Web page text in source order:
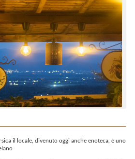
il locale, divenuto oggi anche enoteca, è uno